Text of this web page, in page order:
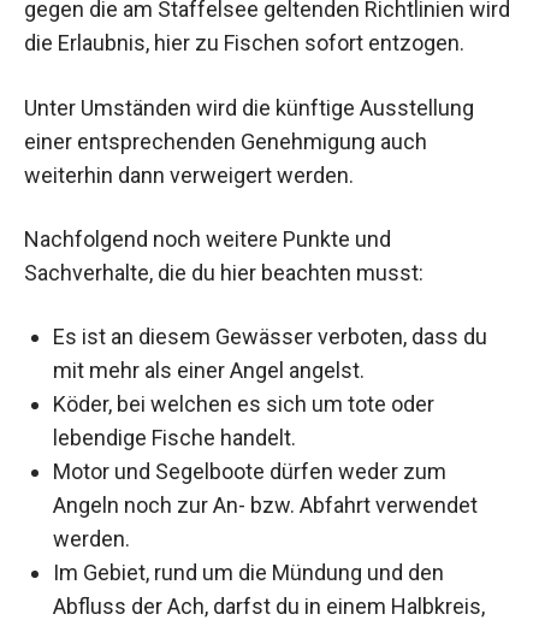
gegen die am Staffelsee geltenden Richtlinien wird
die Erlaubnis, hier zu Fischen sofort entzogen.
Unter Umständen wird die künftige Ausstellung
einer entsprechenden Genehmigung auch
weiterhin dann verweigert werden.
Nachfolgend noch weitere Punkte und
Sachverhalte, die du hier beachten musst:
Es ist an diesem Gewässer verboten, dass du
mit mehr als einer Angel angelst.
Köder, bei welchen es sich um tote oder
lebendige Fische handelt.
Motor und Segelboote dürfen weder zum
Angeln noch zur An- bzw. Abfahrt verwendet
werden.
Im Gebiet, rund um die Mündung und den
Abfluss der Ach, darfst du in einem Halbkreis,